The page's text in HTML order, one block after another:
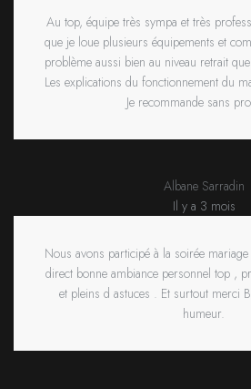
Au top, équipe très sympa et très
que je loue plusieurs équipements et
problème aussi bien au niveau retrait
Les explications du fonctionnement du
Je recommande sans
Albane Sarradin
Il y a 3 mois
Nous avons participé à la soirée
direct bonne ambiance personnel top ,
et pleins d astuces . Et surtout merci
humeur.